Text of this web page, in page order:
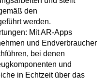
den
werden.
Mit AR-Apps
und Endverbraucher
bei denen
und
in Echtzeit über das